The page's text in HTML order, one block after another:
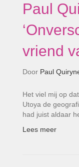
Paul
vriend
Door Paul
Het viel mij op
Utoya de
had juist aldaar
Lees meer